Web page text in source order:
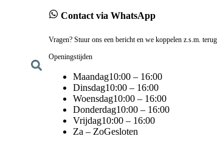
Contact via WhatsApp
Vragen? Stuur ons een bericht en we koppelen z.s.m. terug.
Openingstijden
Maandag10:00 – 16:00
Dinsdag10:00 – 16:00
Woensdag10:00 – 16:00
Donderdag10:00 – 16:00
Vrijdag10:00 – 16:00
Za – ZoGesloten